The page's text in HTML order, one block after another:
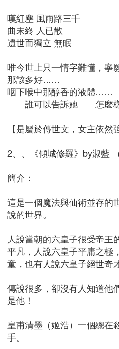
嘆紅塵 風雨路三千
曲未終 人已散
遺世而獨立 無眠
唯今世上只一情字難懂，
那該多好……
咽下喉中那醇香的液體……
……誰可以告訴她……怎麼
【是屬於傳世文，女主依然
2、、《傾城修羅》by淑藍
簡介：
這是一個魔法與仙術並存的
說的世界。
人說當朝的六皇子很受帝王
平凡，人說六皇子平庸之極
童，也有人說六皇子絕世
傳說很多，卻沒有人知道他
是他！
皇甫清墨（姬浩）一個總在
手。